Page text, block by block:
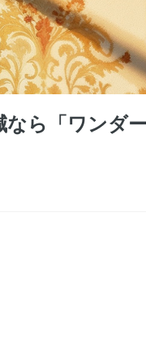
ら「ワンダ